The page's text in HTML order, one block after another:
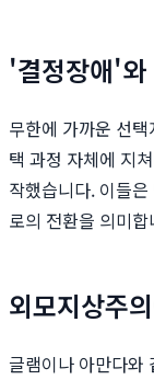
'결정장애'
무한에 가까운 선
택 과정 자체에 지
작했습니다. 이들
로의 전환을 의미합
외모지상주
글램이나 아만다와